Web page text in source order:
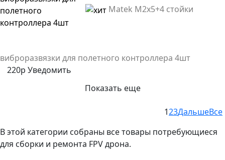
Matek M2х5+4 стойки
виброразвязки для полетного контроллера 4шт
220р Уведомить
Показать еще
123ДальшеВсе
В этой категории собраны все товары потребующиеся
для сборки и ремонта FPV дрона.